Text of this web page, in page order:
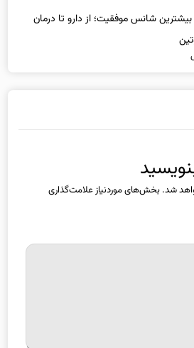
بیشترین شانس موفقیت؛ از دارو تا درمان
شد. بخش‌های موردنیاز علامت‌گذاری